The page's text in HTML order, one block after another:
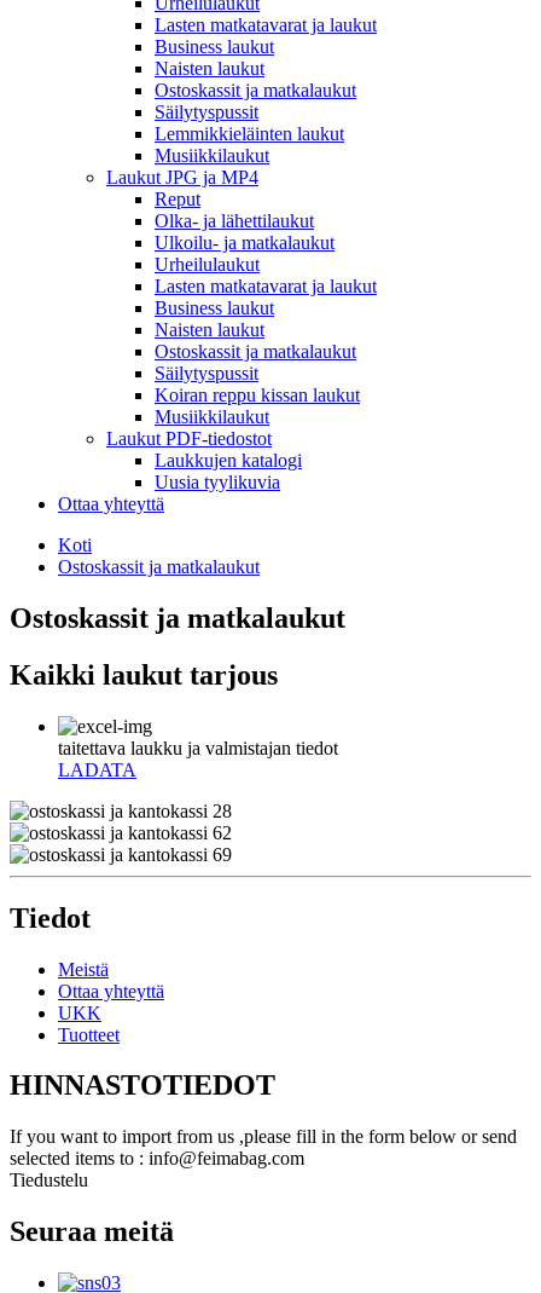
Lasten matkatavarat ja laukut
Business laukut
Naisten laukut
Ostoskassit ja matkalaukut
Säilytyspussit
Lemmikkieläinten laukut
Musiikkilaukut
Laukut JPG ja MP4
Reput
Olka- ja lähettilaukut
Ulkoilu- ja matkalaukut
Urheilulaukut
Lasten matkatavarat ja laukut
Business laukut
Naisten laukut
Ostoskassit ja matkalaukut
Säilytyspussit
Koiran reppu kissan laukut
Musiikkilaukut
Laukut PDF-tiedostot
Laukkujen katalogi
Uusia tyylikuvia
Ottaa yhteyttä
Koti
Ostoskassit ja matkalaukut
Ostoskassit ja matkalaukut
Kaikki laukut tarjous
taitettava laukku ja valmistajan tiedot
LADATA
Tiedot
Meistä
Ottaa yhteyttä
UKK
Tuotteet
HINNASTOTIEDOT
If you want to import from us ,please fill in the form below or send
selected items to : info@feimabag.com
Tiedustelu
Seuraa meitä